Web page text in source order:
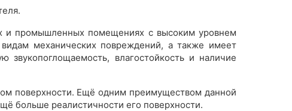
и промышленных помещениях с высоким уровнем
механических повреждений, а также имеет
влагостойкость и наличие
поверхности. Ещё одним преимуществом данной
больше реалистичности его поверхности.